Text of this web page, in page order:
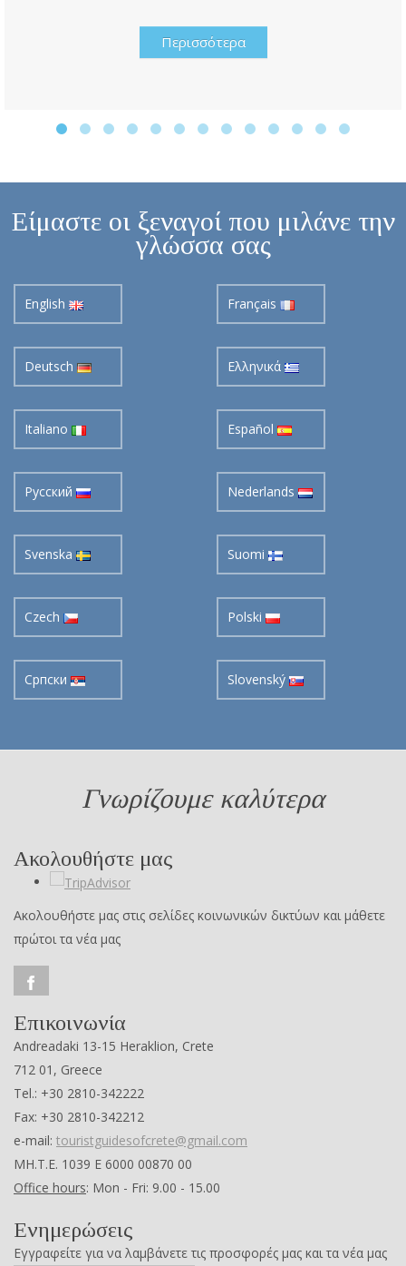
Περισσότερα
Είμαστε οι ξεναγοί που μιλάνε την
γλώσσα σας
English Français
Deutsch Ελληνικά
Italiano Español
Pусский Nederlands
Svenska Suomi
Czech Polski
Cрпски Slovenský
Γνωρίζουμε καλύτερα
Ακολουθήστε μας
Ακολουθήστε μας στις σελίδες κοινωνικών δικτύων και μάθετε
πρώτοι τα νέα μας
Επικοινωνία
Andreadaki 13-15 Heraklion, Crete
712 01, Greece
Tel.: +30 2810-342222
Fax: +30 2810-342212
e-mail: touristguidesofcrete@gmail.com
ΜΗ.Τ.Ε. 1039 Ε 6000 00870 00
Office hours: Mon - Fri: 9.00 - 15.00
Ενημερώσεις
Εγγραφείτε για να λαμβάνετε τις προσφορές μας και τα νέα μας